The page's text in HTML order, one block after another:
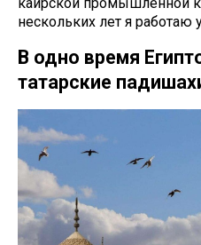
нескольких лет я
В одно время
татарские